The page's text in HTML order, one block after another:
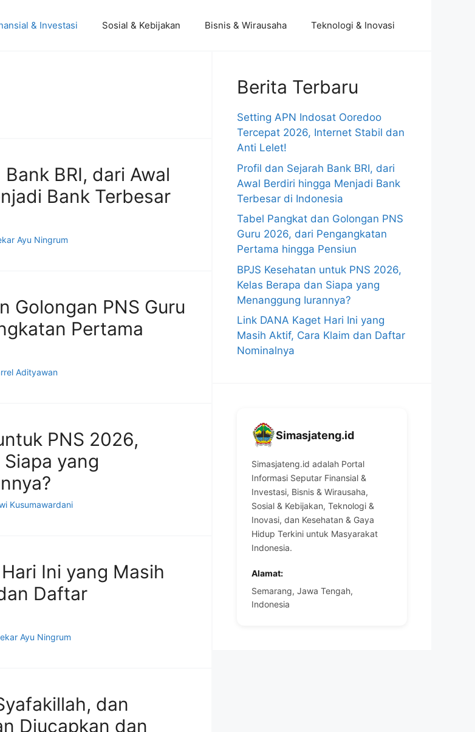
& Investasi Sosial & Kebijakan Bisnis & Wirausaha Teknologi & Inovasi
BRI, dari Awal
Bank Terbesar
Ayu Ningrum
Golongan PNS Guru
Pertama
Adityawan
PNS 2026,
yang
Kusumawardani
Ini yang Masih
Daftar
Ayu Ningrum
dan
Diucapkan dan
Berita Terbaru
Setting APN Indosat Ooredoo
Tercepat 2026, Internet Stabil dan
Anti Lelet!
Profil dan Sejarah Bank BRI, dari
Awal Berdiri hingga Menjadi Bank
Terbesar di Indonesia
Tabel Pangkat dan Golongan PNS
Guru 2026, dari Pengangkatan
Pertama hingga Pensiun
BPJS Kesehatan untuk PNS 2026,
Kelas Berapa dan Siapa yang
Menanggung Iurannya?
Link DANA Kaget Hari Ini yang
Masih Aktif, Cara Klaim dan Daftar
Nominalnya
Simasjateng.id
Simasjateng.id adalah Portal
Informasi Seputar Finansial &
Investasi, Bisnis & Wirausaha,
Sosial & Kebijakan, Teknologi &
Inovasi, dan Kesehatan & Gaya
Hidup Terkini untuk Masyarakat
Indonesia.
Alamat:
Semarang, Jawa Tengah,
Indonesia